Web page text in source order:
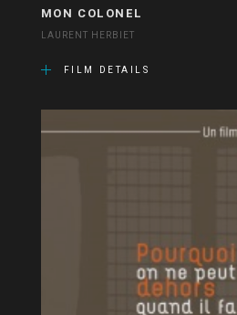
MON COLONEL
LAURENT HERBIET
FILM DETAILS